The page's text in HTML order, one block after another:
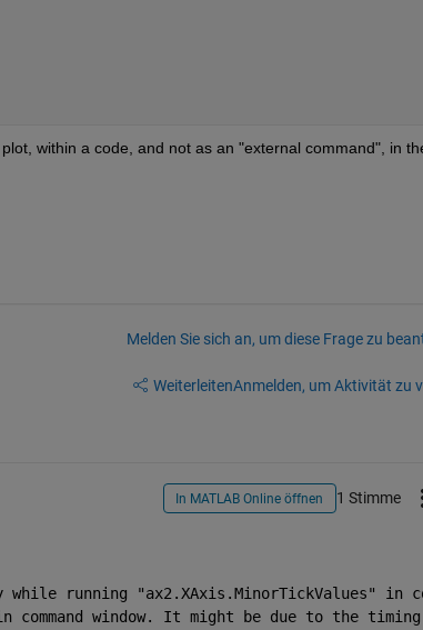
within a code, and not as an "external command", in
Melden Sie sich an, um diese Frage zu
WeiterleitenAnmelden, um Aktivität zu
In MATLAB Online öffnen 1 Stimme
running "ax2.XAxis.MinorTickValues" in
command window. It might be due to the